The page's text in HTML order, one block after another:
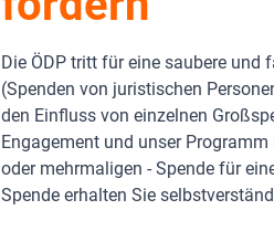
Die ÖDP tritt für eine saubere und
(Spenden von juristischen
den Einfluss von einzelnen
Engagement und unser
oder mehrmaligen - Spende für
Spende erhalten Sie